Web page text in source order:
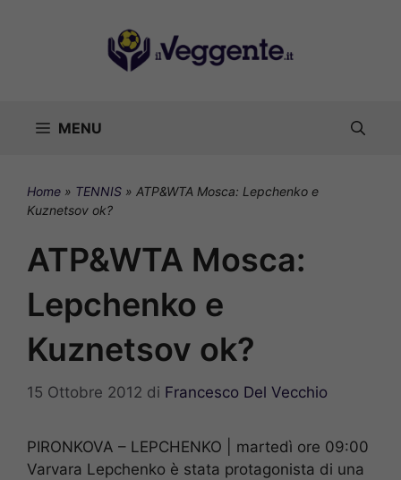
MENU
Home » TENNIS » ATP&WTA Mosca: Lepchenko e
Kuznetsov ok?
ATP&WTA Mosca:
Lepchenko e
Kuznetsov ok?
15 Ottobre 2012 di Francesco Del Vecchio
PIRONKOVA – LEPCHENKO | martedì ore 09:00
Varvara Lepchenko è stata protagonista di una